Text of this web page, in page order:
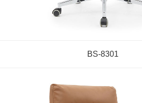
BS-8301